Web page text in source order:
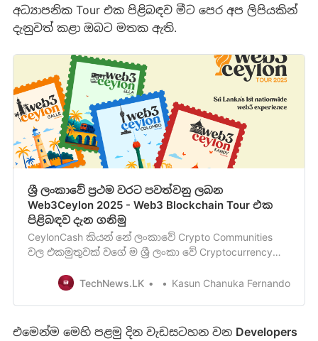
අධ්‍යාපනික Tour එක පිළිබඳව මීට පෙර අප ලිපියකින්
දැනුවත් කළා ඔබට මතක ඇති.
ශ්‍රී ලංකාවේ ප්‍රථම වරට පවත්වනු ලබ​න
Web3Ceylon 2025 - Web3 Blockchain Tour එක
පිළිබඳව දැන ගනි​මු
CeylonCash කියන් නේ ලංකාවේ Crypto Communities
වල එකමුතුවක් වගේ ම ශ්‍රී ලංකා වේ Cryptocurrency
බව ඔබ දැනටමත් දන්නවා ඇ ති. ඔවුන් වි
TechNews.LK Kasun Chanuka Fernando
එමෙන්​ම මෙ​හි පළමු දින වැඩසටහන වන Developers